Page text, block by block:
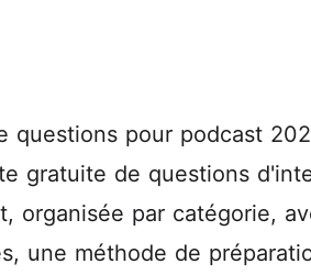
questions pour podcast
gratuite de questions
organisée par catégorie,
une méthode de